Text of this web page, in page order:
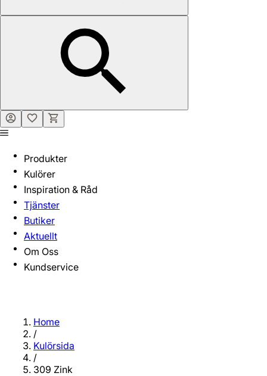
Produkter
Kulörer
Inspiration & Råd
Tjänster
Butiker
Aktuellt
Om Oss
Kundservice
Home
/
Kulörsida
/
309 Zink